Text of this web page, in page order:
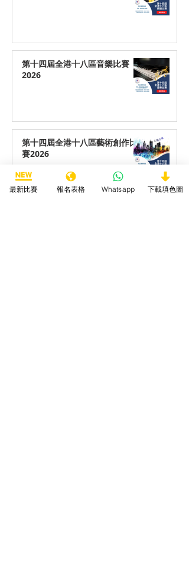
第十四屆全港十八區音樂比賽
2026
第十四屆全港十八區藝術創作比
賽2026
最新比賽 報名表格 Whatsapp 下載填色圖